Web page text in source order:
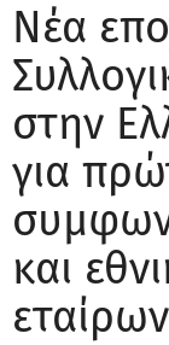
Νέα
στην
για
και
εταίρων